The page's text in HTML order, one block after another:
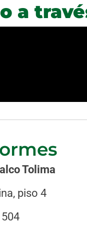
a
Tolima
piso 4